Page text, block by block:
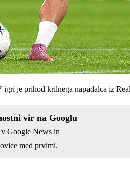
je prihod krilnega napadalca iz
vir na Googlu
Google News in
med prvimi.